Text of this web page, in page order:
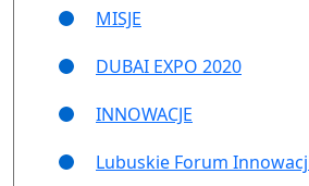
MISJE
DUBAI EXPO 2020
INNOWACJE
Lubuskie Forum